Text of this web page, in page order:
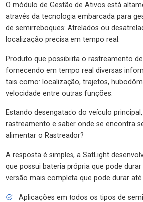
O módulo de Gestão de Ativos está
através da tecnologia embarcada para
de semirreboques: Atrelados ou
localização precisa em tempo real.
Produto que possibilita o rastreamento
fornecendo em tempo real diversas
tais como: localização, trajetos,
velocidade entre outras funções.
Estando desengatado do veículo
rastreamento e saber onde se encontra
alimentar o Rastreador?
A resposta é simples, a SatLight
que possui bateria própria que pode
versão mais completa que pode durar até
Aplicações em todos os tipos de